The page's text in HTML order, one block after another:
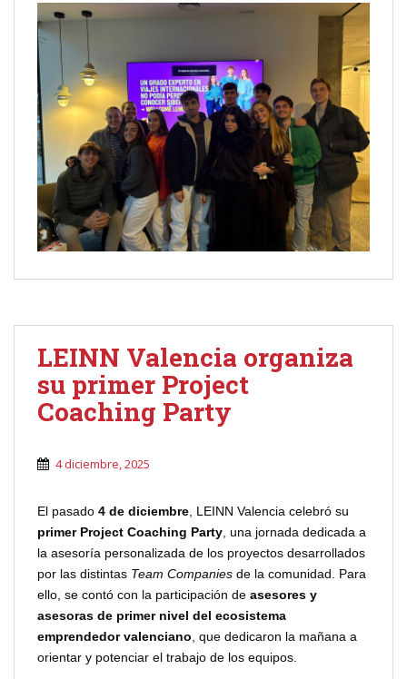
LEINN Valencia organiza
su primer Project
Coaching Party
4 diciembre, 2025
El pasado 4 de diciembre, LEINN Valencia celebró su
primer Project Coaching Party, una jornada dedicada a
la asesoría personalizada de los proyectos desarrollados
por las distintas Team Companies de la comunidad. Para
ello, se contó con la participación de asesores y
asesoras de primer nivel del ecosistema
emprendedor valenciano, que dedicaron la mañana a
orientar y potenciar el trabajo de los equipos.